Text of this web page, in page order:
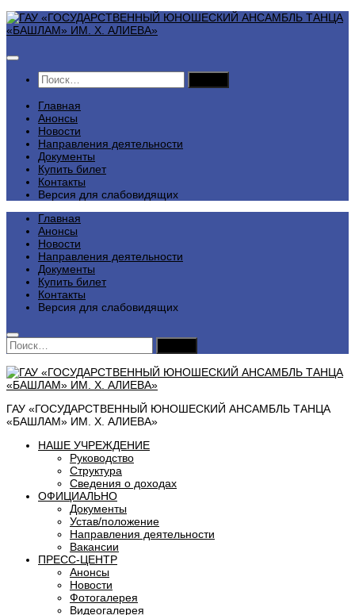
Перейти
к
Найти:
Главная
Анонсы
Новости
Направления деятельности
Документы
Купить билет
Контакты
Версия для слабовидящих
Главная
Анонсы
Новости
Направления деятельности
Документы
Купить билет
Контакты
Версия для слабовидящих
Найти:
ГАУ «ГОСУДАРСТВЕННЫЙ ЮНОШЕСКИЙ АНСАМБЛЬ ТАНЦА
«БАШЛАМ» ИМ. Х. АЛИЕВА»
НАШЕ УЧРЕЖДЕНИЕ
Руководство
Структура
Сведения о доходах
ОФИЦИАЛЬНО
Документы
Устав/положение
Направления деятельности
Вакансии
ПРЕСС-ЦЕНТР
Анонсы
Новости
Фотогалерея
Видеогалерея